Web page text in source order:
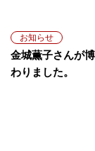
お知らせ
金城薫子さんが
わりました。